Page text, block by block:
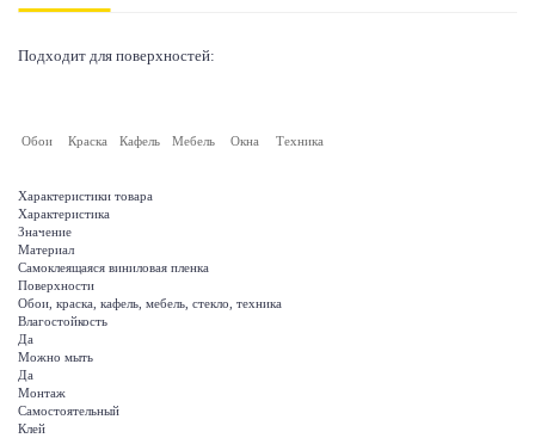
Подходит для поверхностей:
Обои Краска Кафель Мебель Окна Техника
Характеристики товара
Характеристика
Значение
Материал
Самоклеящаяся виниловая пленка
Поверхности
Обои, краска, кафель, мебель, стекло, техника
Влагостойкость
Да
Можно мыть
Да
Монтаж
Самостоятельный
Клей